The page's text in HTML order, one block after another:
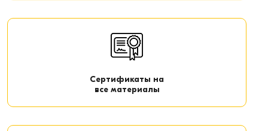
Сертификаты на
все материалы